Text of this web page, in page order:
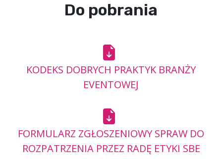
Do pobrania
KODEKS DOBRYCH PRAKTYK BRANŻY
EVENTOWEJ
FORMULARZ ZGŁOSZENIOWY SPRAW DO
ROZPATRZENIA PRZEZ RADĘ ETYKI SBE